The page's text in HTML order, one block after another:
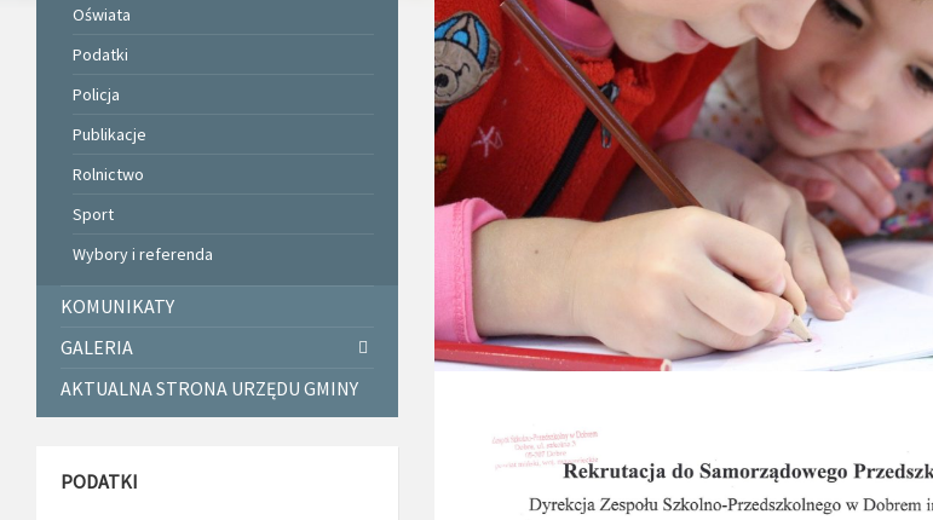
Oświata
Podatki
Policja
Publikacje
Rolnictwo
Sport
Wybory i referenda
KOMUNIKATY
GALERIA
AKTUALNA STRONA URZĘDU GMINY
PODATKI